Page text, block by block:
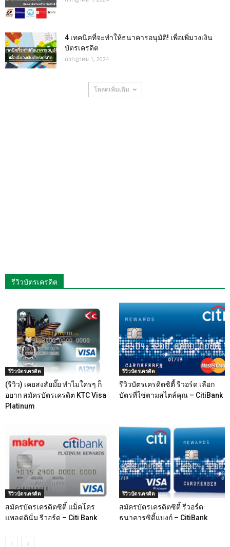
4 เทคนิคที่จะทำให้ธนาคารอนุมัติ! เพื่อเพิ่มวงเงิน
บัตรเครดิต
กรกฎาคม 1, 2024
โหลดเพิ่มเติม
รีวิวบัตรเครดิต
รีวิวบัตรเครดิต
(รีวิว) เคยสงสัยมั๊ย ทำไมใครๆ ก็
อยาก สมัครบัตรเครดิต KTC Visa
Platinum
รีวิวบัตรเครดิต
รีวิวบัตรเครดิตซิตี้ รีวอร์ด เลือก
บัตรที่ใช่ตามสไตล์คุณ – CitiBank
รีวิวบัตรเครดิต
สมัครบัตรเครดิตซิตี้ แม็คโคร
แพลตตินั่ม รีวอร์ด – Citi Bank
รีวิวบัตรเครดิต
สมัครบัตรเครดิตซิตี้ รีวอร์ด
ธนาคารซิตี้แบงก์ – CitiBank